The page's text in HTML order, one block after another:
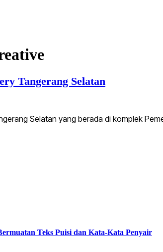
Tangerang Selatan
Selatan yang berada di komplek
Teks Puisi dan Kata-Kata Penyair